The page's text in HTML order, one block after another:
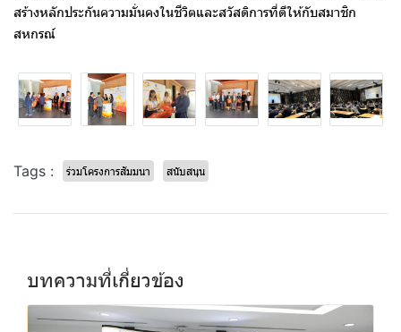
สร้างหลักประกันความมั่นคงในชีวิตและสวัสดิการที่ดีให้กับสมาชิก
สหกรณ์
Tags : ร่วมโครงการสัมมนา สนับสนุน
บทความที่เกี่ยวข้อง